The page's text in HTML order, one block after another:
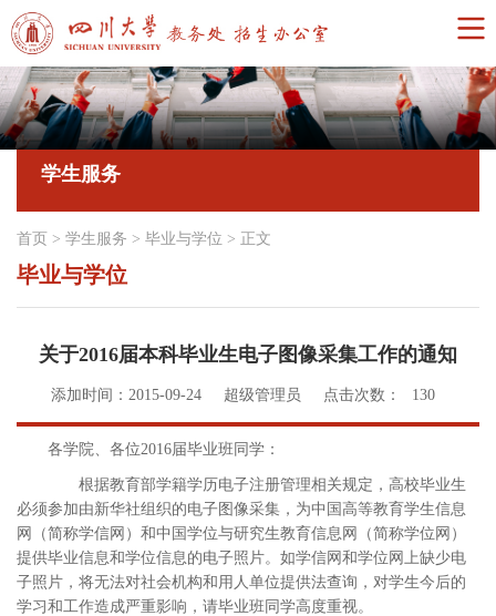
学生服务
首页 > 学生服务 > 毕业与学位 > 正文
毕业与学位
关于2016届本科毕业生电子图像采集工作的通知
添加时间：2015-09-24 超级管理员 点击次数： 130
各学院、各位2016届毕业班同学：
根据教育部学籍学历电子注册管理相关规定，高校毕业生
必须参加由新华社组织的电子图像采集，为中国高等教育学生信息
网（简称学信网）和中国学位与研究生教育信息网（简称学位网）
提供毕业信息和学位信息的电子照片。如学信网和学位网上缺少电
子照片，将无法对社会机构和用人单位提供法查询，对学生今后的
学习和工作造成严重影响，请毕业班同学高度重视。